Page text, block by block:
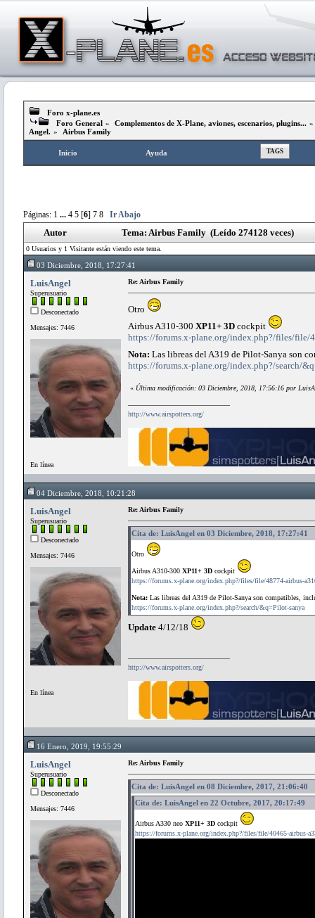
Foro x-plane.es
Foro General » Complementos de X-Plane, aviones, escenarios, plugins... »
Angel. » Airbus Family
Inicio Ayuda TAGS
Páginas: 1 ... 4 5 [6] 7 8 Ir Abajo
Autor Tema: Airbus Family (Leído 274128 veces)
0 Usuarios y 1 Visitante están viendo este tema.
03 Diciembre, 2018, 17:27:41
LuisAngel
Superusuario
Desconectado
Mensajes: 7446
En línea
Re: Airbus Family
Otro
Airbus A310-300 XP11+ 3D cockpit
https://forums.x-plane.org/index.php?/files/file/
Nota: Las libreas del A319 de Pilot-Sanya son
https://forums.x-plane.org/index.php?/search/
« Última modificación: 03 Diciembre, 2018, 17:56:16 por
http://www.airspotters.org/
04 Diciembre, 2018, 10:21:28
LuisAngel
Superusuario
Desconectado
Mensajes: 7446
En línea
Re: Airbus Family
Cita de: LuisAngel en 03 Diciembre, 2018, 17:27:41
Otro
Airbus A310-300 XP11+ 3D cockpit
https://forums.x-plane.org/index.php?/files/file/48774-airbus-
Nota: Las libreas del A319 de Pilot-Sanya son compatibles,
https://forums.x-plane.org/index.php?/search/&q=Pilot-sanya
Update 4/12/18
http://www.airspotters.org/
16 Enero, 2019, 19:55:29
LuisAngel
Superusuario
Desconectado
Mensajes: 7446
Re: Airbus Family
Cita de: LuisAngel en 08 Diciembre, 2017, 21:06:40
Cita de: LuisAngel en 22 Octubre, 2017, 20:17:49
Airbus A330 neo XP11+ 3D cockpit
https://forums.x-plane.org/index.php?/files/file/40465-airbus-